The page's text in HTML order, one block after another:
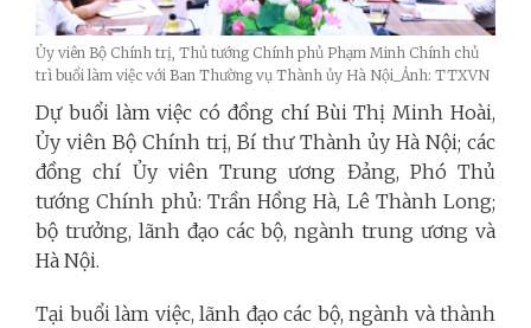
Ủy viên Bộ Chính trị, Thủ tướng Chính phủ Phạm Minh Chính chủ
trì buổi làm việc với Ban Thường vụ Thành ủy Hà Nội_Ảnh: TTXVN
Dự buổi làm việc có đồng chí Bùi Thị Minh Hoài,
Ủy viên Bộ Chính trị, Bí thư Thành ủy Hà Nội; các
đồng chí Ủy viên Trung ương Đảng, Phó Thủ
tướng Chính phủ: Trần Hồng Hà, Lê Thành Long;
bộ trưởng, lãnh đạo các bộ, ngành trung ương và
Hà Nội.
Tại buổi làm việc, lãnh đạo các bộ, ngành và thành